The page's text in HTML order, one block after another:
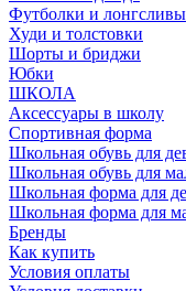
Футболки и лонгсливы
Худи и толстовки
Шорты и бриджи
Юбки
ШКОЛА
Аксессуары в школу
Спортивная форма
Школьная обувь для
Школьная обувь для
Школьная форма для
Школьная форма для
Бренды
Как купить
Условия оплаты